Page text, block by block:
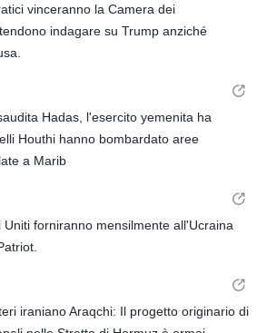
vinceranno la Camera dei
indagare su Trump anziché
Hadas, l'esercito yemenita ha
Houthi hanno bombardato aree
a Marib
Uniti forniranno mensilmente all'Ucraina
iraniano Araqchi: Il progetto originario di